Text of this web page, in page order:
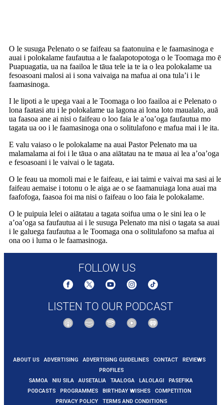
O le susuga Pelenato o se faifeau sa faatonuina e le faamasinoga e
auai i polokalame faufautua a le faalapotopotoga o le Toomaga mo ē
Puapuagatia, ua na faailoa le tāua tele ia te ia o lea polokalame ua
fesoasoani malosi ai i sona vaivaiga na mafua ai ona tula’i i le
faamasinoga.
I le lipoti a le upega vaai a le Toomaga o loo faailoa ai e Pelenato o
lona faatasi atu i le polokalame ua lagona ai lona loto maualalo, auā
ua faasoa ane ai nisi o faifeau o loo faia le a’oa’oga faufautua mo
tagata ua oo i le faamasinoga ona o solitulafono e mafua mai i le ita.
E valu vaiaso o le polokalame na auai Pastor Pelenato ma ua
malamalama ai foi i le tāua o ana aiātatau na te maua ai lea a’oa’oga
e fesoasoani i le vaivai o le tagata.
O le feau ua momoli mai e le faifeau, e iai taimi e vaivai ma sasi ai le
faifeau aemaise i totonu o le aiga ae o se faamanuiaga lona auai ma
faafofoga, faasoa foi ma nisi o faifeau o loo faia le polokalame.
O le puipuia lelei o aiātatau a tagata soifua uma o le sini lea o le
a’oa’oga sa faufautua ai i le susuga Pelenato ma nisi o tagata sa auai
i le galuega faufautua a le Toomaga ona o solitulafono sa mafua ai
ona oo i luma o le faamasinoga.
FOLLOW US
LISTEN TO OUR PODCAST
ABOUT US ADVERTISING ADVERTISING GUIDELINES CONTACT
REVIEWS
PROFILES
SAMOA
NIU SILA AUSETALIA TAALOGA LALOLAGI
PASEFIKA
PODCASTS
PROGRAMMES BIRTHDAY WISHES
COMPETITION
PRIVACY POLICY
TERMS AND CONDITIONS